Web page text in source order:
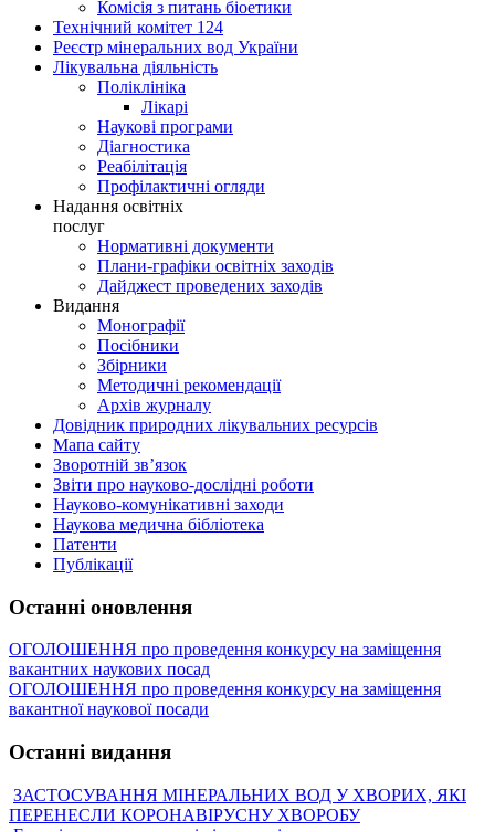
Комісія з питань біоетики
Технічний комітет 124
Реєстр мінеральних вод України
Лікувальна діяльність
Поліклініка
Лікарі
Наукові програми
Діагностика
Реабілітація
Профілактичні огляди
Надання освітніх
послуг
Нормативні документи
Плани-графіки освітніх заходів
Дайджест проведених заходів
Видання
Монографії
Посібники
Збірники
Методичні рекомендації
Архів журналу
Довідник природних лікувальних ресурсів
Мапа сайту
Зворотній зв’язок
Звіти про науково-дослідні роботи
Науково-комунікативні заходи
Наукова медична бібліотека
Патенти
Публікації
Останні оновлення
ОГОЛОШЕННЯ про проведення конкурсу на заміщення
вакантних наукових посад
ОГОЛОШЕННЯ про проведення конкурсу на заміщення
вакантної наукової посади
Останні видання
ЗАСТОСУВАННЯ МІНЕРАЛЬНИХ ВОД У ХВОРИХ, ЯКІ
ПЕРЕНЕСЛИ КОРОНАВІРУСНУ ХВОРОБУ